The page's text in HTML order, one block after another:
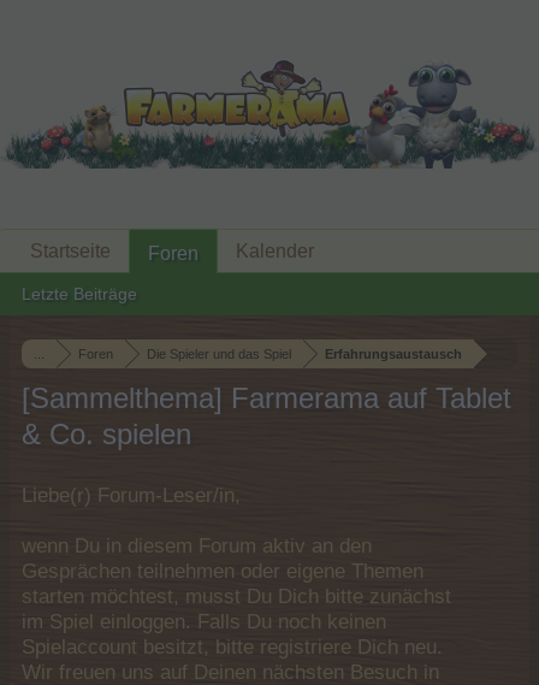
Foren Die Spieler und das Spiel Erfahrungsaustausch
[Sammelthema] Farmerama auf Tablet
& Co. spielen
Liebe(r) Forum-Leser/in,
wenn Du in diesem Forum aktiv an den
Gesprächen teilnehmen oder eigene Themen
starten möchtest, musst Du Dich bitte zunächst
im Spiel einloggen. Falls Du noch keinen
Spielaccount besitzt, bitte registriere Dich neu.
Wir freuen uns auf Deinen nächsten Besuch in
Startseite Foren
Letzte Beiträge
Kalender